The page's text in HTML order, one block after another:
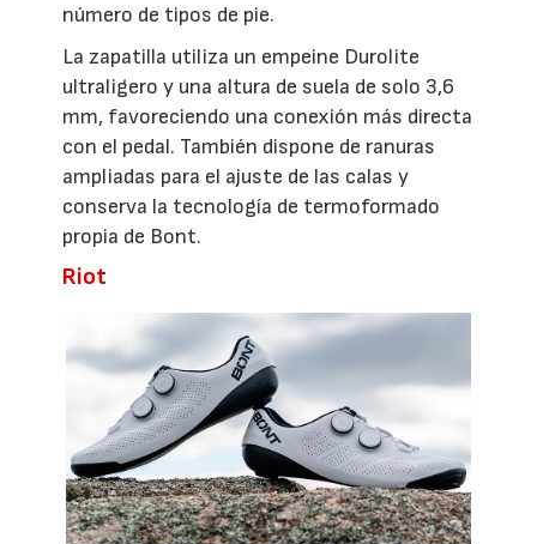
número de tipos de pie.
La zapatilla utiliza un empeine Durolite
ultraligero y una altura de suela de solo 3,6
mm, favoreciendo una conexión más directa
con el pedal. También dispone de ranuras
ampliadas para el ajuste de las calas y
conserva la tecnología de termoformado
propia de Bont.
Riot